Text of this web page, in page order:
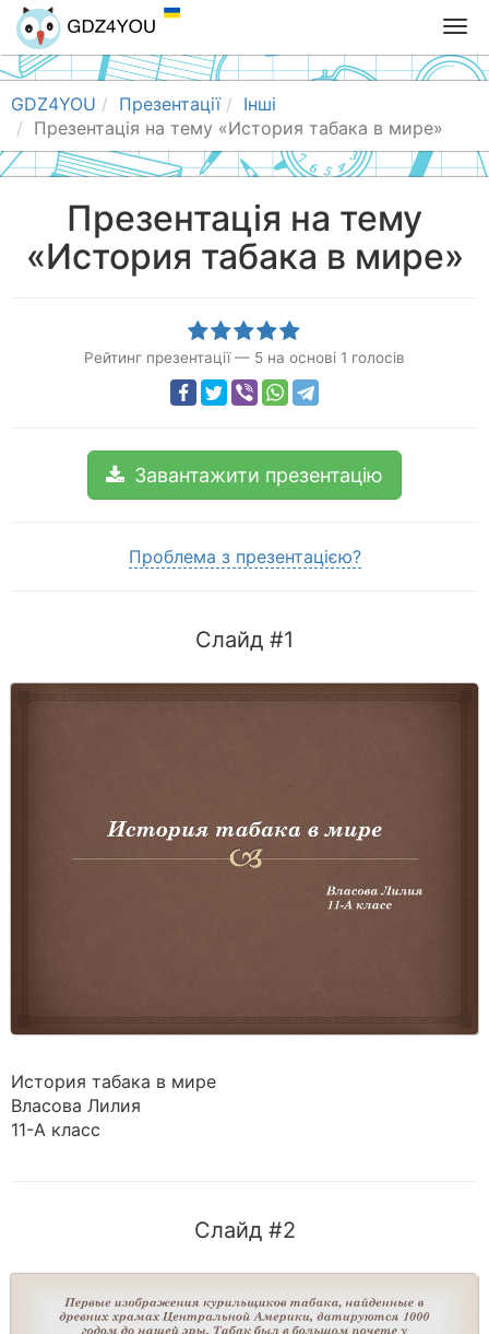
T
o
g
e
n
i
g
GDZ4YOU Презентації
Інші
Презентація на тему «История табака в мире»
Презентація на тему
«История табака в мире»
Рейтинг презентації — 5 на основі 1 голосів
Завантажити презентацію
Проблема з презентацією?
Слайд #1
История табака в мире
Власова Лилия
11-А класс
Слайд #2